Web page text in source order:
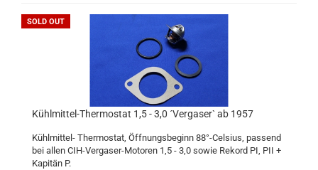
SOLD OUT
Kühlmittel-Thermostat 1,5 - 3,0 ´Vergaser` ab 1957
Kühlmittel- Thermostat, Öffnungsbeginn 88°-Celsius, passend
bei allen CIH-Vergaser-Motoren 1,5 - 3,0 sowie Rekord PI, PII +
Kapitän P.